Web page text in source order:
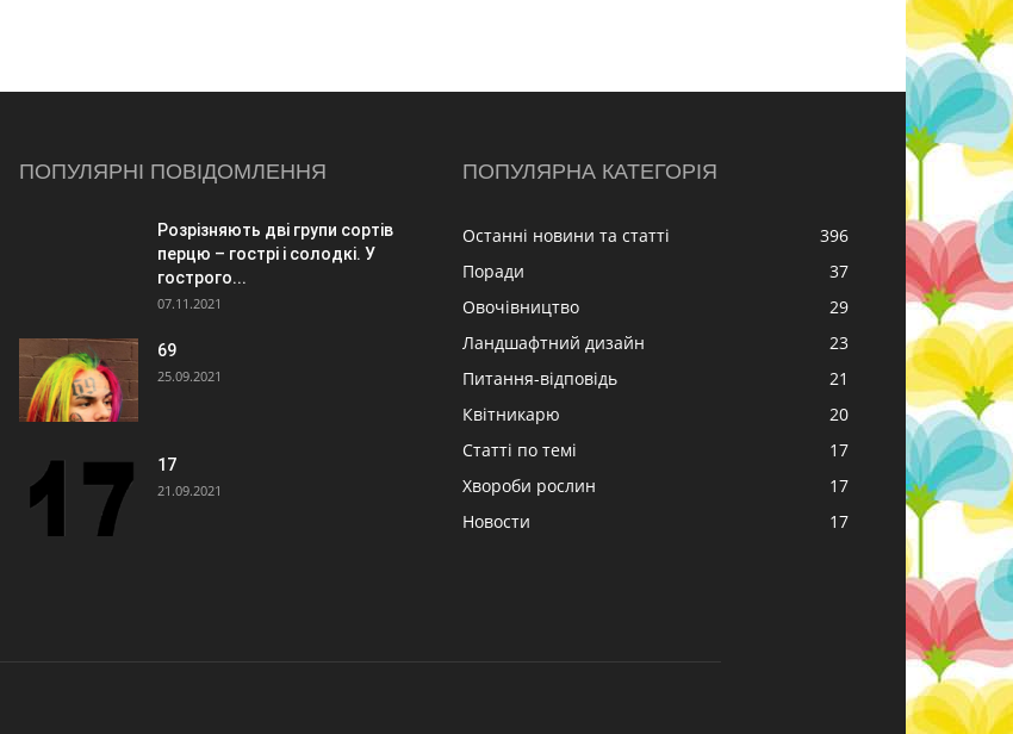
ПОПУЛЯРНІ ПОВІДОМЛЕННЯ
Розрізняють дві групи сортів
перцю – гострі і солодкі. У
гострого...
07.11.2021
69
25.09.2021
17
21.09.2021
ПОПУЛЯРНА КАТЕГОРІЯ
Останні новини та статті
396
Поради
37
Овочівництво
29
Ландшафтний дизайн
23
Питання-відповідь
21
Квітникарю
20
Статті по темі
17
Хвороби рослин
17
Новости
17